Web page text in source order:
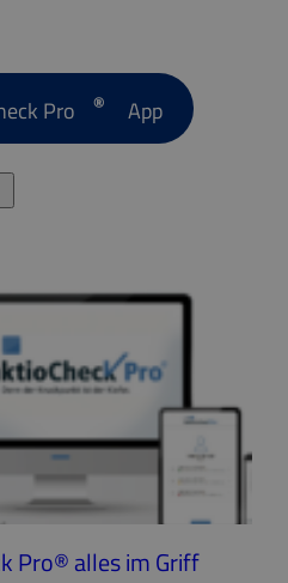
Pro ® App
Pro® alles im Griff